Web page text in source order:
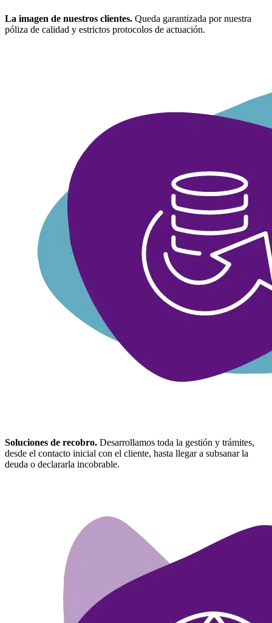
La imagen de nuestros clientes. Queda garantizada por nuestra
póliza de calidad y estrictos protocolos de actuación.
Soluciones de recobro. Desarrollamos toda la gestión y trámites,
desde el contacto inicial con el cliente, hasta llegar a subsanar la
deuda o declararla incobrable.